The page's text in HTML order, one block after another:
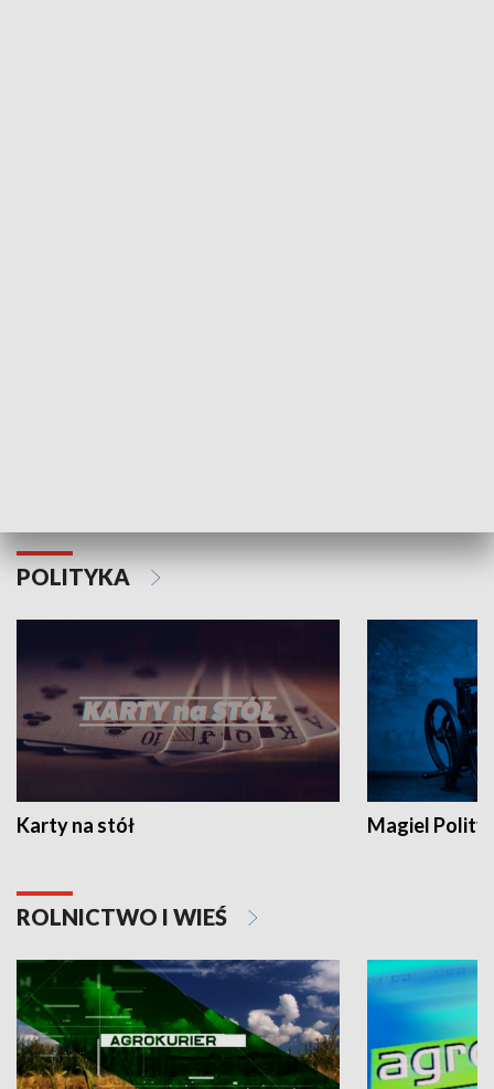
POLITYKA
Karty na stół Magiel
ROLNICTWO I WIEŚ